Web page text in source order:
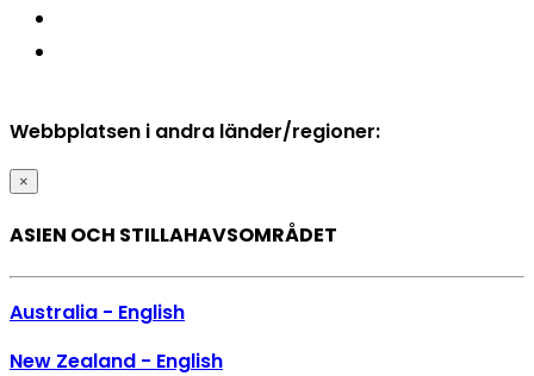
Webbplatsen i andra länder/regioner:
×
ASIEN OCH STILLAHAVSOMRÅDET
Australia - English
New Zealand - English